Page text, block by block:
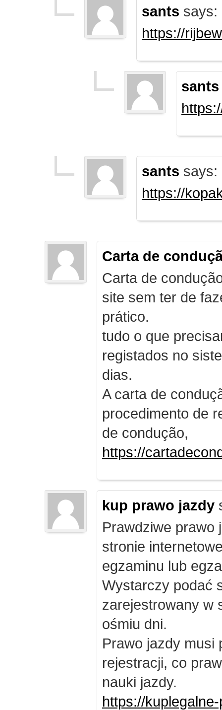
sants says:
https://
sants
sants says:
https://
Carta de
Carta de
site sem ter de
prático.
tudo o que
registados no
dias.
A carta de
procedimento de
de condução,
https://
kup prawo jazdy
Prawdziwe prawo
stronie
egzaminu lub
Wystarczy podać
zarejestrowany w
ośmiu dni.
Prawo jazdy musi
rejestracji, co
nauki jazdy.
https://